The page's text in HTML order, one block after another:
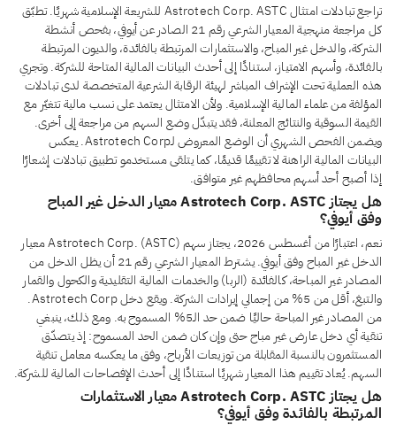
تراجع تبادلات امتثال Astrotech Corp. ASTC للشريعة الإسلامية شهريًا. تطبّق
كل مراجعة منهجية المعيار الشرعي رقم 21 الصادر عن أيوفي، بفحص أنشطة
الشركة، والدخل غير المباح، والاستثمارات المرتبطة بالفائدة، والديون المرتبطة
بالفائدة، وأسهم الامتياز، استنادًا إلى أحدث البيانات المالية المتاحة للشركة. وتجري
هذه العملية تحت الإشراف المباشر لهيئة الرقابة الشرعية المتخصصة لدى تبادلات
المؤلفة من علماء المالية الإسلامية. ولأن الامتثال يعتمد على نسب مالية تتغيّر مع
القيمة السوقية والنتائج المعلنة، فقد يتبدّل وضع السهم من مراجعة إلى أخرى.
ويضمن الفحص الشهري أن الوضع المعروض لـAstrotech Corp. يعكس
البيانات المالية الراهنة لا تقييمًا قديمًا، كما يتلقى مستخدمو تطبيق تبادلات إشعارًا
إذا أصبح أحد أسهم محافظهم غير متوافق.
هل يجتاز Astrotech Corp. ASTC معيار الدخل غير المباح
وفق أيوفي؟
نعم، اعتبارًا من أغسطس 2026، يجتاز سهم Astrotech Corp. (ASTC) معيار
الدخل غير المباح وفق أيوفي. يشترط المعيار الشرعي رقم 21 أن يظل الدخل من
المصادر غير المباحة، كالفائدة (الربا) والخدمات المالية التقليدية والكحول والقمار
والتبغ، أقل من 5% من إجمالي إيرادات الشركة. ويقع دخل Astrotech Corp.
من المصادر غير المباحة حاليًا ضمن حد الـ5% المسموح به. ومع ذلك، ينبغي
تنقية أي دخل عارض غير مباح حتى وإن كان ضمن الحد المسموح: إذ يتصدّق
المستثمرون بالنسبة المقابلة من توزيعات الأرباح، وفق ما يعكسه معامل تنقية
السهم. يُعاد تقييم هذا المعيار شهريًا استنادًا إلى أحدث الإفصاحات المالية للشركة.
هل يجتاز Astrotech Corp. ASTC معيار الاستثمارات
المرتبطة بالفائدة وفق أيوفي؟